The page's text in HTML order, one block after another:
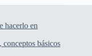
hacerlo en
conceptos básicos